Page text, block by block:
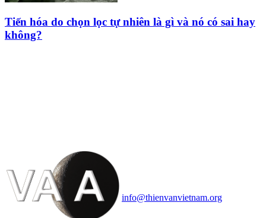
Tiến hóa do chọn lọc tự nhiên là gì và nó có sai hay
không?
info@thienvanvietnam.org